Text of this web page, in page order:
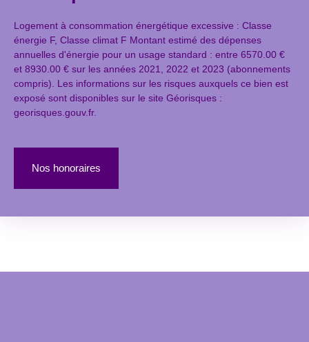
Logement à consommation énergétique excessive : Classe
énergie F, Classe climat F Montant estimé des dépenses
annuelles d'énergie pour un usage standard : entre 6570.00 €
et 8930.00 € sur les années 2021, 2022 et 2023 (abonnements
compris). Les informations sur les risques auxquels ce bien est
exposé sont disponibles sur le site Géorisques :
georisques.gouv.fr.
Nos honoraires